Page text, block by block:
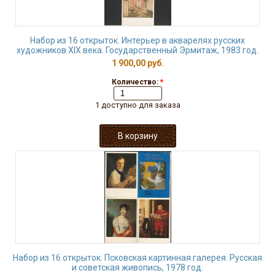
Набор из 16 открыток. Интерьер в акварелях русских
художников XIX века. Государственный Эрмитаж, 1983 год.
1 900,00 руб.
Количество: *
1 доступно для заказа
Набор из 16 открыток. Псковская картинная галерея. Русская
и советская живопись, 1978 год.